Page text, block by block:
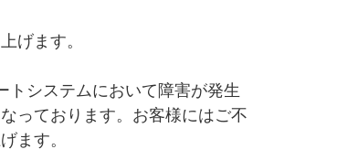
げます。
トシステムにおいて障害が発生
っております。お客様にはご不
ます。